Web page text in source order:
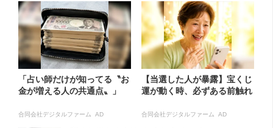
「占い師だけが知ってる〝お
金が増える人の共通点〟」
合同会社デジタルファーム AD
【当選した人が暴露】宝くじ
運が動く時、必ずある前触れ
合同会社デジタルファーム AD